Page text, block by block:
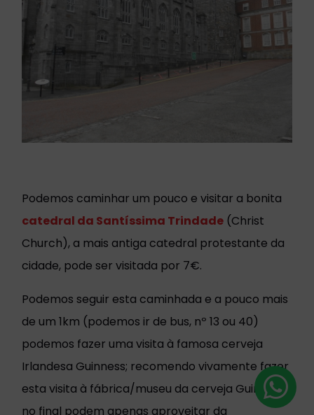
Podemos caminhar um pouco e visitar a bonita
catedral da Santíssima Trindade (Christ
Church), a mais antiga catedral protestante da
cidade, pode ser visitada por 7€.
Podemos seguir esta caminhada e a pouco mais
de um 1km (podemos ir de bus, nº 13 ou 40)
podemos fazer uma visita à famosa cerveja
Irlandesa Guinness; recomendo vivamente fazer
esta visita à fábrica/museu da cerveja Guinness,
no final podem apenas aproveitar da